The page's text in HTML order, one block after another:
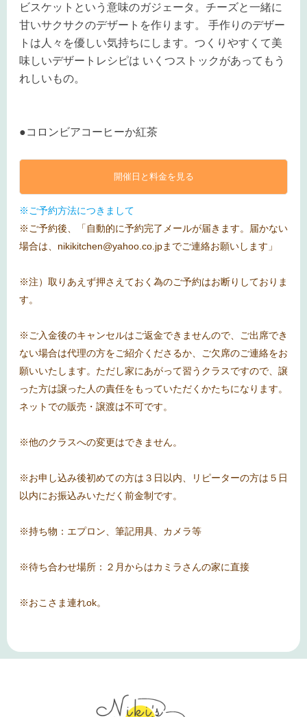
ビスケットという意味のガジェータ。チーズと一緒に
甘いサクサクのデザートを作ります。 手作りのデザー
トは人々を優しい気持ちにします。つくりやすくて美
味しいデザートレシピは いくつストックがあってもう
れしいもの。
●コロンビアコーヒーか紅茶
開催日と料金を見る
※ご予約方法につきまして
※ご予約後、「自動的に予約完了メールが届きます。届かない
場合は、nikikitchen@yahoo.co.jpまでご連絡お願いします」
※注）取りあえず押さえておく為のご予約はお断りしておりま
す。
※ご入金後のキャンセルはご返金できませんので、ご出席でき
ない場合は代理の方をご紹介くださるか、ご欠席のご連絡をお
願いいたします。ただし家にあがって習うクラスですので、譲
った方は譲った人の責任をもっていただくかたちになります。
ネットでの販売・譲渡は不可です。
※他のクラスへの変更はできません。
※お申し込み後初めての方は３日以内、リピーターの方は５日
以内にお振込みいただく前金制です。
※持ち物：エプロン、筆記用具、カメラ等
※待ち合わせ場所：２月からはカミラさんの家に直接
※おこさま連れok。